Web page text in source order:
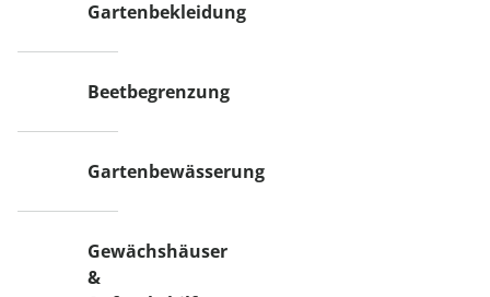
Gartenbekleidung
Beetbegrenzung
Gartenbewässerung
Gewächshäuser
&